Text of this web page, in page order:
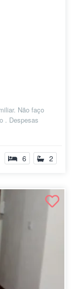
Não faço
. Despesas
6 2